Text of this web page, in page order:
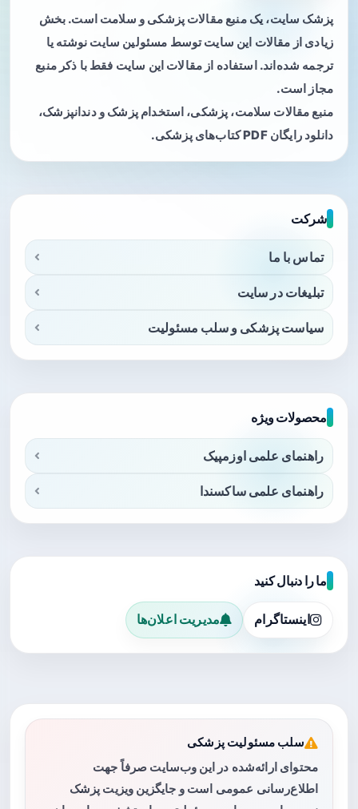
پزشک سایت، یک منبع مقالات پزشکی و سلامت است. بخش
زیادی از مقالات این سایت توسط مسئولین سایت نوشته یا
ترجمه شده‌اند. استفاده از مقالات این سایت فقط با ذکر منبع
مجاز است.
منبع مقالات سلامت، پزشکی، استخدام پزشک و دندانپزشک،
دانلود رایگان PDF کتاب‌های پزشکی.
شرکت
تماس با ما
تبلیغات در سایت
سیاست پزشکی و سلب مسئولیت
محصولات ویژه
راهنمای علمی اوزمپیک
راهنمای علمی ساکسندا
ما را دنبال کنید
اینستاگرام مدیریت اعلان‌ها
سلب مسئولیت پزشکی
محتوای ارائه‌شده در این وب‌سایت صرفاً جهت
اطلاع‌رسانی عمومی است و جایگزین ویزیت پزشک